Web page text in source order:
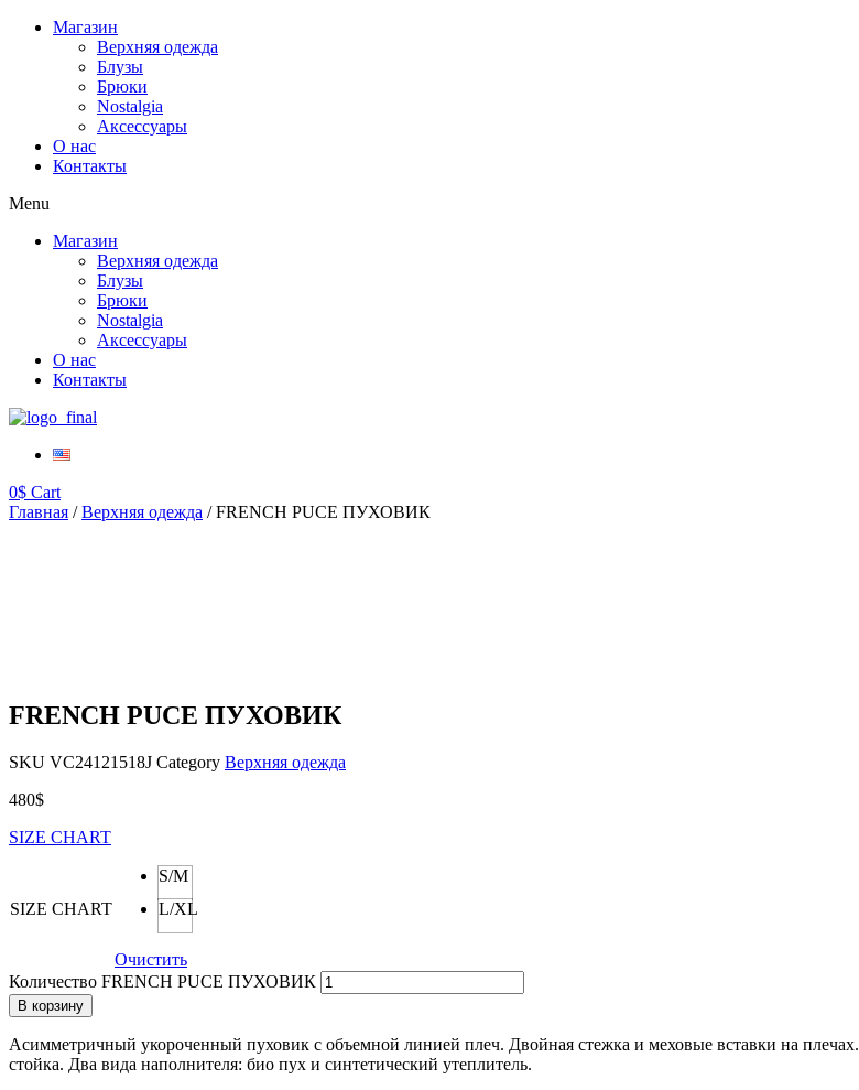
Магазин
Верхняя одежда
Блузы
Брюки
Nostalgia
Аксессуары
О нас
Контакты
Menu
Магазин
Верхняя одежда
Блузы
Брюки
Nostalgia
Аксессуары
О нас
Контакты
0$ Cart
Главная /Верхняя одежда / FRENCH PUCE ПУХОВИК
FRENCH PUCE ПУХОВИК
SKU VC24121518J Category Верхняя одежда
480$
SIZE CHART
SIZE CHART
S/M
L/XL
Очистить
Количество FRENCH PUCE ПУХОВИК
В корзину
Асимметричный укороченный пуховик с объемной линией плеч. Двойная стежка и меховые вставки на плечах.
стойка. Два вида наполнителя: био пух и синтетический утеплитель.